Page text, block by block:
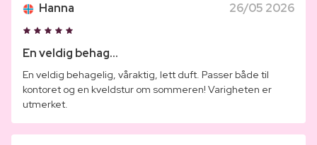
Hanna 26/05 2026
En veldig behag...
En veldig behagelig, våraktig, lett duft. Passer både til
kontoret og en kveldstur om sommeren! Varigheten er
utmerket.